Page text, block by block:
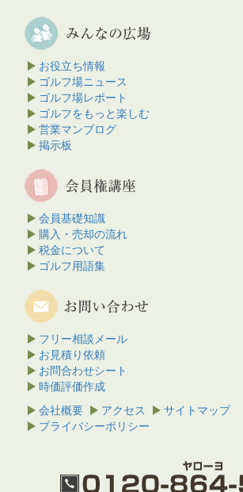
お役立ち情報
ゴルフ場ニュース
ゴルフ場レポート
ゴルフをもっと楽しむ
営業マンブログ
掲示板
会員基礎知識
購入・売却の流れ
税金について
ゴルフ用語集
フリー相談メール
お見積り依頼
お問合わせシート
時価評価作成
会社概要
アクセス
サイトマップ
プライバシーポリシー